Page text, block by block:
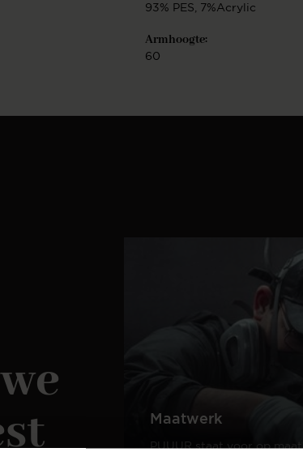
93% PES, 7%Acrylic
Armhoogte:
60
Maatwerk
PUUUR staat voor op maat